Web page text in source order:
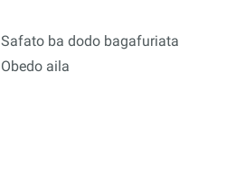
Safato ba dodo bagafuriata
Obedo aila